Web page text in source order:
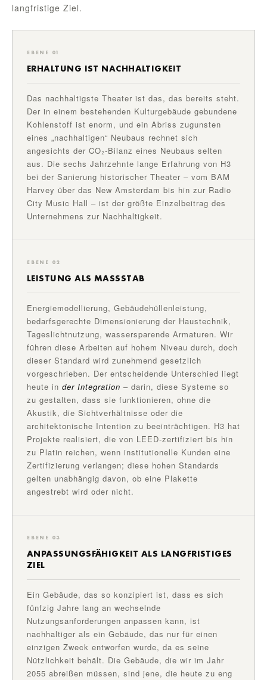
langfristige Ziel.
EBENE 01
ERHALTUNG IST NACHHALTIGKEIT
Das nachhaltigste Theater ist das, das bereits steht.
Der in einem bestehenden Kulturgebäude gebundene
Kohlenstoff ist enorm, und ein Abriss zugunsten
eines „nachhaltigen“ Neubaus rechnet sich
angesichts der CO₂-Bilanz eines Neubaus selten
aus. Die sechs Jahrzehnte lange Erfahrung von H3
bei der Sanierung historischer Theater – vom BAM
Harvey über das New Amsterdam bis hin zur Radio
City Music Hall – ist der größte Einzelbeitrag des
Unternehmens zur Nachhaltigkeit.
EBENE 02
LEISTUNG ALS MASSSTAB
Energiemodellierung, Gebäudehüllenleistung,
bedarfsgerechte Dimensionierung der Haustechnik,
Tageslichtnutzung, wassersparende Armaturen. Wir
führen diese Arbeiten auf hohem Niveau durch, doch
dieser Standard wird zunehmend gesetzlich
vorgeschrieben. Der entscheidende Unterschied liegt
heute in der Integration – darin, diese Systeme so
zu gestalten, dass sie funktionieren, ohne die
Akustik, die Sichtverhältnisse oder die
architektonische Intention zu beeinträchtigen. H3 hat
Projekte realisiert, die von LEED-zertifiziert bis hin
zu Platin reichen, wenn institutionelle Kunden eine
Zertifizierung verlangen; diese hohen Standards
gelten unabhängig davon, ob eine Plakette
angestrebt wird oder nicht.
EBENE 03
ANPASSUNGSFÄHIGKEIT ALS LANGFRISTIGES
ZIEL
Ein Gebäude, das so konzipiert ist, dass es sich
fünfzig Jahre lang an wechselnde
Nutzungsanforderungen anpassen kann, ist
nachhaltiger als ein Gebäude, das nur für einen
einzigen Zweck entworfen wurde, da es seine
Nützlichkeit behält. Die Gebäude, die wir im Jahr
2055 abreißen müssen, sind jene, die heute zu eng